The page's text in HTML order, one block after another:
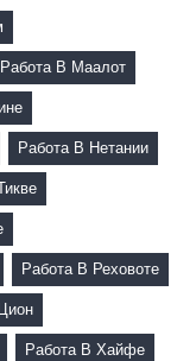
Работа В Маалот
Работа В Нетании
Работа В Реховоте
Работа В Хайфе